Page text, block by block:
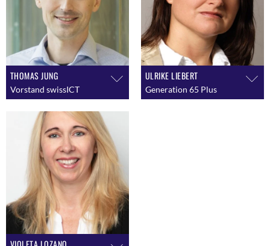
THOMAS JUNG
Vorstand swissICT
ULRIKE LIEBERT
Generation 65 Plus